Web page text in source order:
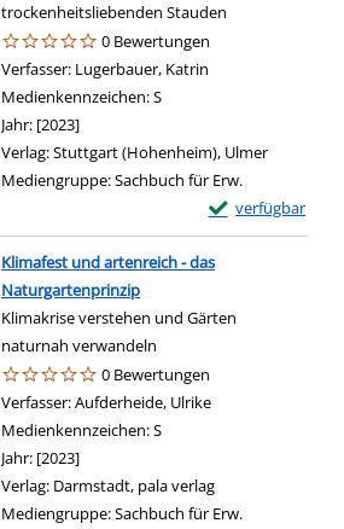
trockenheitsliebenden Stauden
0 Bewertungen
Verfasser: Lugerbauer, Katrin
Medienkennzeichen:S
Jahr: [2023]
Verlag:Stuttgart (Hohenheim), Ulmer
Mediengruppe:Sachbuch für Erw.
verfügbar
Exemplar-Details
Klimafest und artenreich - das
Naturgartenprinzip
Klimakrise verstehen und Gärten
naturnah verwandeln
0 Bewertungen
Verfasser:Aufderheide, Ulrike
Medienkennzeichen:S
Jahr: [2023]
Verlag: Darmstadt, pala verlag
Mediengruppe:Sachbuch für Erw.